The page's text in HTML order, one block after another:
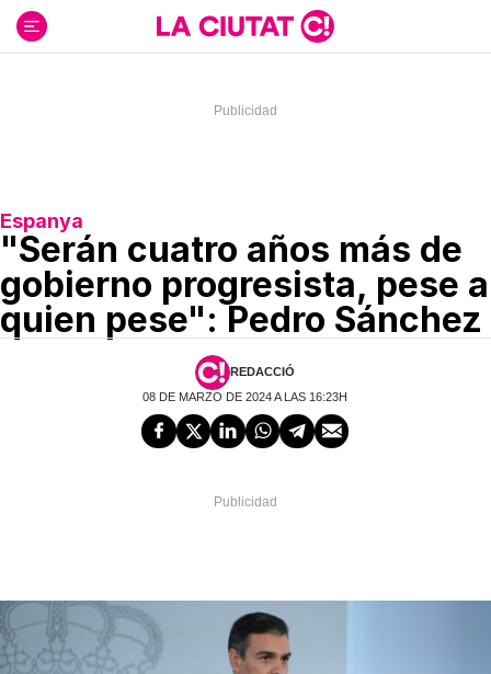
contenido
Espanya
"Serán cuatro años más de
gobierno progresista, pese a
quien pese": Pedro Sánchez
REDACCIÓ
08 DE MARZO DE 2024 A LAS 16:23H